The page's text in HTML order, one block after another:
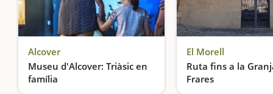
Alcover
Museu d'Alcover: Triàsic en
família
El Triàsic pren vida
El Morell
Ruta fins a la
Frares